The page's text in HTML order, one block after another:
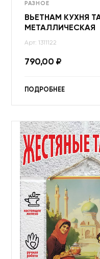
РАЗНОЕ
ВЬЕТНАМ КУХНЯ
МЕТАЛЛИЧЕСКАЯ
Арт: 1311122
790,00 ₽
ПОДРОБНЕЕ